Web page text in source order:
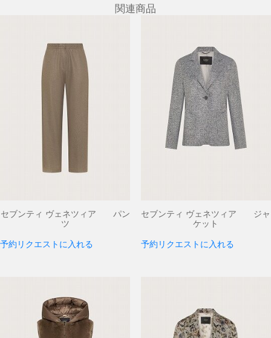
関連商品
セブンティ ヴェネツィア パン
ツ
予約リクエストに入れる
セブンティ ヴェネツィア ジャ
ケット
予約リクエストに入れる